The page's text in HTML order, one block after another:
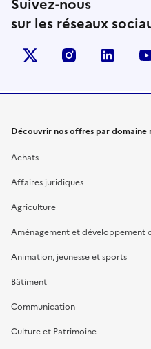
Suivez-nous
sur les réseaux
X (anciennement
instagram
Découvrir nos offres par domaine
Achats
Affaires juridiques
Agriculture
Aménagement et développement
Animation, jeunesse et sports
Bâtiment
Communication
Culture et Patrimoine